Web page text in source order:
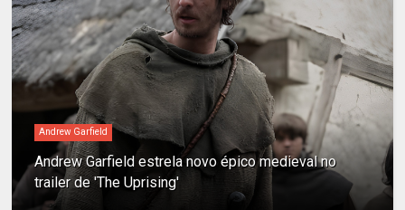
Andrew Garfield
Andrew Garfield estrela novo épico medieval no
trailer de 'The Uprising'